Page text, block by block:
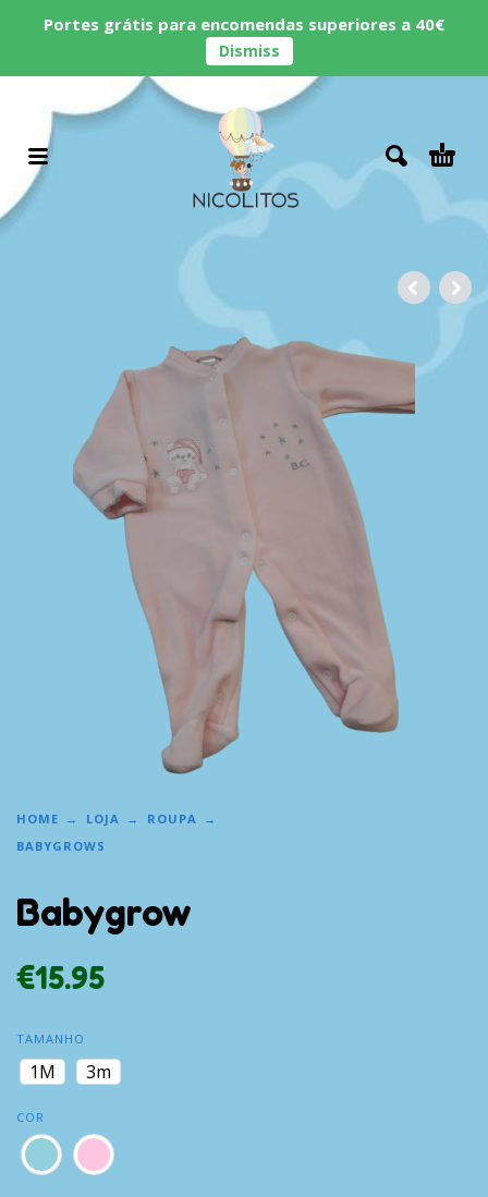
Portes grátis para encomendas superiores a 40€
Dismiss
HOME LOJA
ROUPA
BABYGROWS
Babygrow
€15.95
TAMANHO
1M 3m
COR